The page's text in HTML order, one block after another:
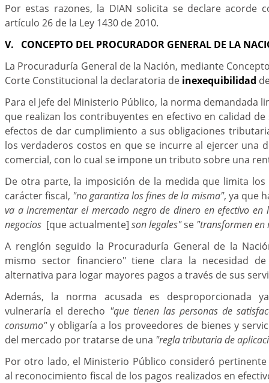
Por estas razones, la DIAN solicita se declare acorde
artículo 26 de la Ley 1430 de 2010.
V. CONCEPTO DEL PROCURADOR GENERAL DE LA
La Procuraduría General de la Nación, mediante
Corte Constitucional la declaratoria de inexequibilidad
Para el Jefe del Ministerio Público, la norma demandada
que realizan los contribuyentes en efectivo en calidad
efectos de dar cumplimiento a sus obligaciones
los verdaderos costos en que se incurre al ejercer una
comercial, con lo cual se impone un tributo sobre una
De otra parte, la imposición de la medida que limita los
carácter fiscal, "no garantiza los fines de la misma", ya que
va a incrementar el mercado negro de dinero en efectivo en
negocios [que actualmente] son legales"se "transformen en
A renglón seguido la Procuraduría General de la
mismo sector financiero" tiene clara la necesidad
alternativa para logar mayores pagos a través de sus
Además, la norma acusada es desproporcionada
vulneraría el derecho "que tienen las personas de
consumo"y obligaría a los proveedores de bienes y
del mercado por tratarse de una "regla tributaria de
Por otro lado, el Ministerio Público consideró
al reconocimiento fiscal de los pagos realizados en